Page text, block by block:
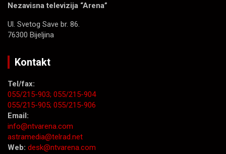
Nezavisna televizija “Arena”
Ul. Svetog Save br. 86.
76300 Bijeljina
Kontakt
Tel/fax:
055/215-903; 055/215-904
055/215-905; 055/215-906
Email:
info@ntvarena.com
astramedia@telrad.net
Web: desk@ntvarena.com